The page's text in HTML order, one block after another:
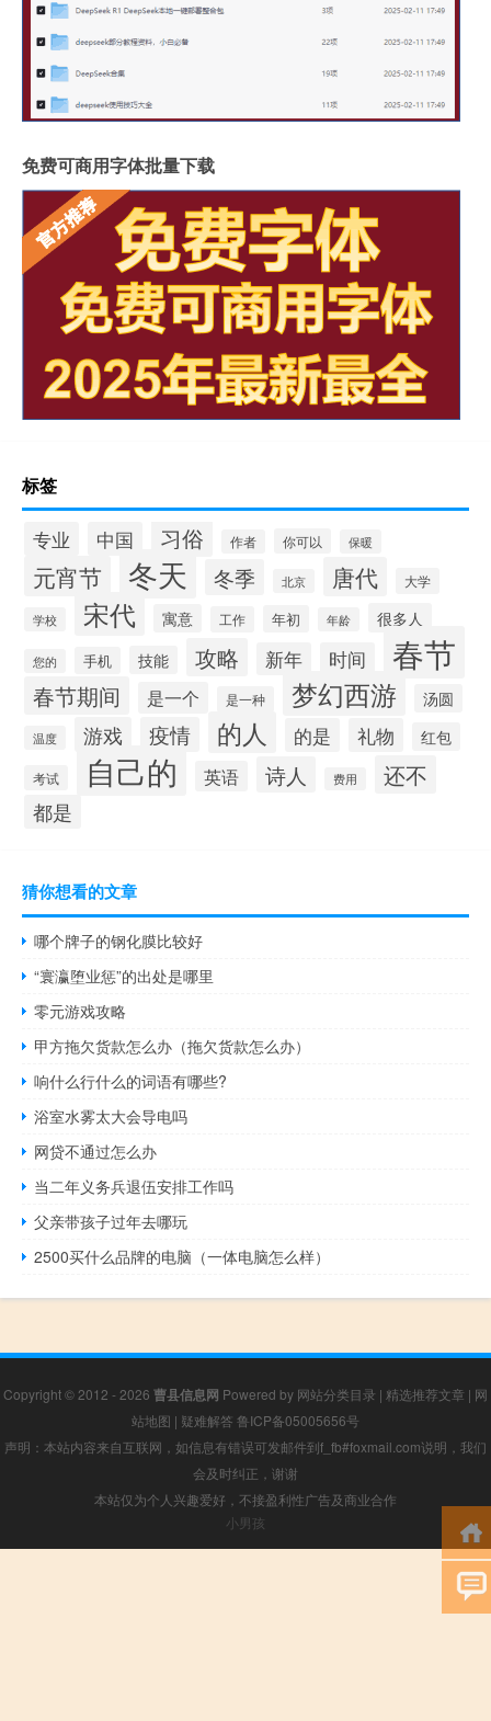
免费可商用字体批量下载
标签
专业 中国 习俗 作者 你可以 保暖
元宵节 冬天 冬季 北京 唐代 大学
学校 宋代 寓意 工作 年初 年龄 很多人
您的 手机 技能 攻略 新年 时间 春节
春节期间 是一个 是一种 梦幻西游 汤圆
温度 游戏 疫情 的人 的是 礼物 红包
考试 自己的 英语 诗人 费用 还不
都是
猜你想看的文章
哪个牌子的钢化膜比较好
“寰瀛堕业惩”的出处是哪里
零元游戏攻略
甲方拖欠货款怎么办（拖欠货款怎么办）
响什么行什么的词语有哪些?
浴室水雾太大会导电吗
网贷不通过怎么办
当二年义务兵退伍安排工作吗
父亲带孩子过年去哪玩
2500买什么品牌的电脑（一体电脑怎么样）
Copyright © 2012 - 2026 曹县信息网 Powered by 网站分类目录 | 精选推荐文章 | 网
站地图 | 疑难解答 鲁ICP备05005656号
声明：本站内容来自互联网，如信息有错误可发邮件到f_fb#foxmail.com说明，我们
会及时纠正，谢谢
本站仅为个人兴趣爱好，不接盈利性广告及商业合作
小男孩